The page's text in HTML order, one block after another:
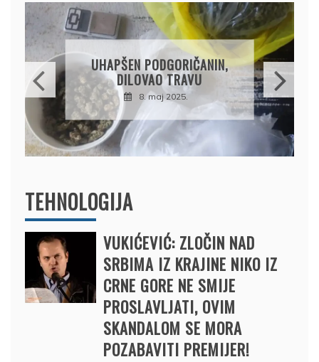
DRŽAVLJANIN RUSIJE
OSUMNJIČEN DA JE
PRODAO TUĐI BMW,
DRŽAVU NAPUSTIO
BRODOM
12. februar 2025.
TEHNOLOGIJA
VUKIĆEVIĆ: ZLOČIN NAD
SRBIMA IZ KRAJINE NIKO IZ
CRNE GORE NE SMIJE
PROSLAVLJATI, OVIM
SKANDALOM SE MORA
POZABAVITI PREMIJER!